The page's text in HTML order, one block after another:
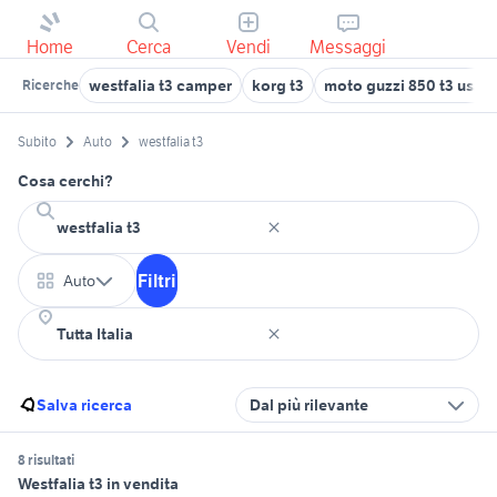
Home Cerca Vendi Messaggi
Ricerche westfalia t3 camper korg t3 moto guzzi 850 t3 usata
Subito Auto westfalia t3
Cosa cerchi?
Auto Filtri
Salva ricerca Dal più rilevante
8 risultati
Westfalia t3 in vendita